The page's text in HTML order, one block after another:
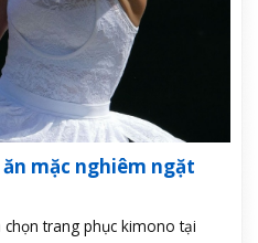
mặc nghiêm ngặt
trang phục kimono tại